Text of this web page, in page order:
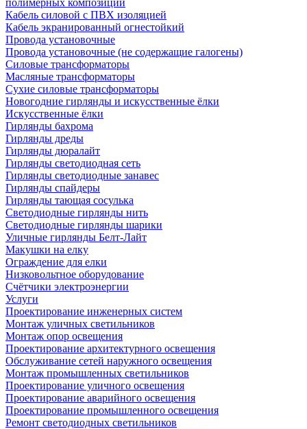
полимерных композиций
Кабель силовой с ПВХ изоляцией
Кабель экранированный огнестойкий
Провода установочные
Провода установочные (не содержащие галогены)
Силовые трансформаторы
Масляные трансформаторы
Сухие силовые трансформаторы
Новогодние гирлянды и искусственные ёлки
Искусственные ёлки
Гирлянды бахрома
Гирлянды дреды
Гирлянды дюралайт
Гирлянды светодиодная сеть
Гирлянды светодиодные занавес
Гирлянды спайдеры
Гирлянды тающая сосулька
Светодиодные гирлянды нить
Светодиодные гирлянды шарики
Уличные гирлянды Белт-Лайт
Макушки на елку
Ограждение для елки
Низковольтное оборудование
Счётчики электроэнергии
Услуги
Проектирование инженерных систем
Монтаж уличных светильников
Монтаж опор освещения
Проектирование архитектурного освещения
Обслуживание сетей наружного освещения
Монтаж промышленных светильников
Проектирование уличного освещения
Проектирование аварийного освещения
Проектирование промышленного освещения
Ремонт светодиодных светильников